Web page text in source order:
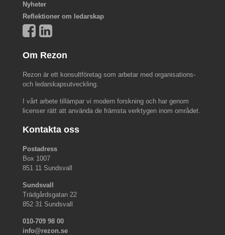
Nyheter
Reflektioner om ledarskap
Om Rezon
Rezon är ett konsultföretag som arbetar med organisations-
och ledarskapsutveckling.
I vårt arbete tillämpar vi modern forskning och har genom
licenser rätt att använda de främsta verktygen inom området.
Kontakta oss
Postadress
Box 1007
851 11 Sundsvall
Sundsvall
Trädgårdsgatan 22
852 31 Sundsvall
010-709 98 00
info@rezon.se